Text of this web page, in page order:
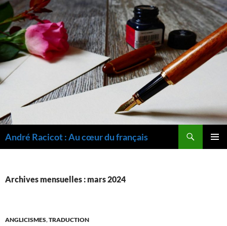
André Racicot : Au cœur du français
Archives mensuelles : mars 2024
ANGLICISMES,TRADUCTION